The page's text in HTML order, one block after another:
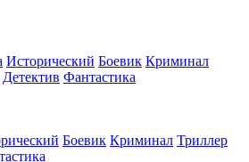
Исторический Боевик Криминал
Детектив Фантастика
Боевик Криминал Триллер